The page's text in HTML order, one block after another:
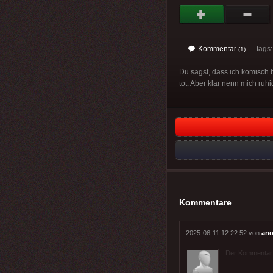
Kommentar (1)
Du sagst, dass ich
tot. Aber klar nenn mich
Kommentare
2025-06-11 12:22:52 von
Der